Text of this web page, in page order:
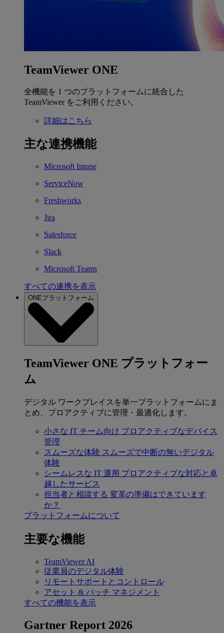
TeamViewer ONE
全機能を 1 つのプラットフォームに統合した
TeamViewer をご利用ください。
詳細はこちら
主な連携機能
Microsoft Intune
ServiceNow
Freshworks
Jira
Salesforce
Slack
Microsoft Teams
すべての連携を表示
ONEプラットフォーム
TeamViewer ONE プラットフォー
ム
デジタル ワークプレイスを単一プラットフォームにま
とめ、プロアクティブに管理・最適化します。
小さな IT チーム向け プロアクティブなデバイス
管理
スムーズな体験 スムーズで中断の無いデジタル
体験
シームレスな IT 運用 プロアクティブな対応と卓
越したサービス
担当者と相談する 変革の準備はできています
か？
プラットフォームについて
主要な機能
TeamViewer AI
従業員のデジタル体験
リモートサポートとコントロール
アセット & パッチ マネジメント
すべての機能を表示
Gartner Report 2026